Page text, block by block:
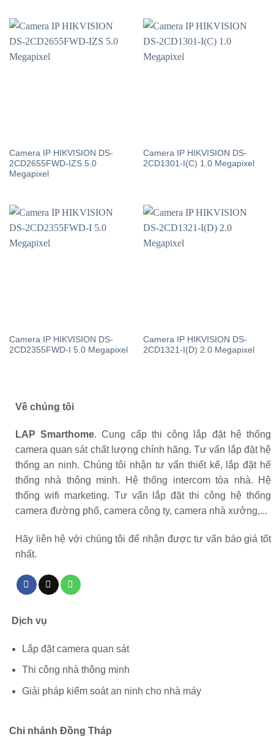
Camera IP HIKVISION DS-
2CD2655FWD-IZS 5.0
Megapixel
Camera IP HIKVISION DS-
2CD1301-I(C) 1.0 Megapixel
Camera IP HIKVISION DS-
2CD2355FWD-I 5.0 Megapixel
Camera IP HIKVISION DS-
2CD1321-I(D) 2.0 Megapixel
Về chúng tôi
LAP Smarthome. Cung cấp thi công lắp đặt hệ thống
camera quan sát chất lượng chính hãng. Tư vấn lắp đặt hệ
thống an ninh. Chúng tôi nhận tư vấn thiết kế, lắp đặt hế
thống nhà thông minh. Hệ thống intercom tòa nhà. Hệ
thống wifi marketing. Tư vấn lắp đặt thi công hệ thống
camera đường phố, camera công ty, camera nhà xưởng,...
Hãy liên hệ với chúng tôi để nhận được tư vấn báo giá tốt
nhất.
Dịch vụ
Lắp đặt camera quan sát
Thi công nhà thông minh
Giải pháp kiểm soát an ninh cho nhà máy
Chi nhánh Đồng Tháp